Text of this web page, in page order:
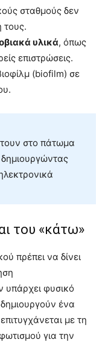
σταθμούς δεν
τους.
υλικά, όπως
επιστρώσεις.
(biofilm) σε
στο πάτωμα
του «κάτω»
πρέπει να δίνει
φυσικό
ένα
με τη
για την